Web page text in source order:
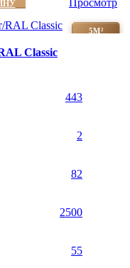
Просмотр
5М²
Classic
443
2
82
2500
55